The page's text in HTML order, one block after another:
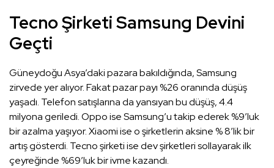
Tecno Şirketi Samsung Devini
Geçti
Güneydoğu Asya’daki pazara bakıldığında, Samsung
zirvede yer alıyor. Fakat pazar payı %26 oranında düşüş
yaşadı. Telefon satışlarına da yansıyan bu düşüş, 4.4
milyona geriledi. Oppo ise Samsung’u takip ederek %9’luk
bir azalma yaşıyor. Xiaomi ise o şirketlerin aksine % 8’lik bir
artış gösterdi. Tecno şirketi ise dev şirketleri sollayarak ilk
çeyreğinde %69’luk bir ivme kazandı.